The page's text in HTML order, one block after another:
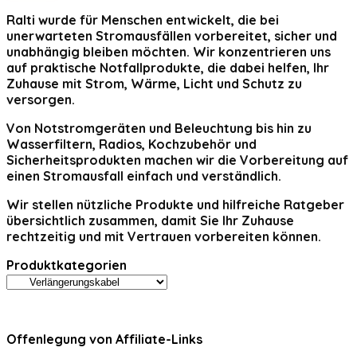
Ralti wurde für Menschen entwickelt, die bei
unerwarteten Stromausfällen vorbereitet, sicher und
unabhängig bleiben möchten. Wir konzentrieren uns
auf praktische Notfallprodukte, die dabei helfen, Ihr
Zuhause mit Strom, Wärme, Licht und Schutz zu
versorgen.
Von Notstromgeräten und Beleuchtung bis hin zu
Wasserfiltern, Radios, Kochzubehör und
Sicherheitsprodukten machen wir die Vorbereitung auf
einen Stromausfall einfach und verständlich.
Wir stellen nützliche Produkte und hilfreiche Ratgeber
übersichtlich zusammen, damit Sie Ihr Zuhause
rechtzeitig und mit Vertrauen vorbereiten können.
Produktkategorien
Offenlegung von Affiliate-Links